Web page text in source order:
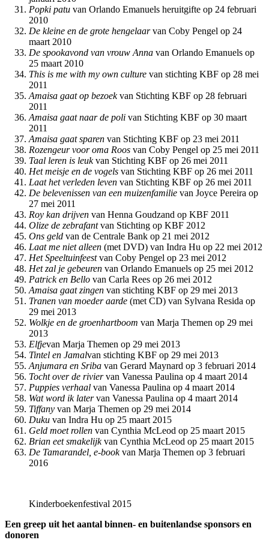
Popki patu van Orlando Emanuels heruitgifte op 24 februari
2010
De kleine en de grote hengelaarvan Coby Pengel op 24
maart 2010
De spookavond van vrouw Anna van Orlando Emanuels op
25 maart 2010
This is me with my own culture van stichting KBF op 28 mei
2011
Amaisa gaat op bezoekvan Stichting KBF op 28 februari
2011
Amaisa gaat naar de poli van Stichting KBF op 30 maart
2011
Amaisa gaat sparen van Stichting KBF op 23 mei 2011
Rozengeur voor oma Roos van Coby Pengel op 25 mei 2011
Taal leren is leukvan Stichting KBF op 26 mei 2011
Het meisje en de vogels van Stichting KBF op 26 mei 2011
Laat het verleden leven van Stichting KBF op 26 mei 2011
De belevenissen van een muizenfamilie van Joyce Pereira op
27 mei 2011
Roy kan drijven van Henna Goudzand op KBF 2011
Olize de zebrafantvan Stichting op KBF 2012
Ons geld van de Centrale Bank op 21 mei 2012
Laat me niet alleen (met DVD) van Indra Hu op 22 mei 2012
Het Speeltuinfeestvan Coby Pengel op 23 mei 2012
Het zal je gebeuren van Orlando Emanuels op 25 mei 2012
Patrick en Bello van Carla Rees op 26 mei 2012
Amaisa gaat zingen van stichting KBF op 29 mei 2013
Tranen van moeder aarde (met CD) van Sylvana Resida op
29 mei 2013
Wolkje en de groenhartboom van Marja Themen op 29 mei
2013
Elfjevan Marja Themen op 29 mei 2013
Tintel en Jamalvan stichting KBF op 29 mei 2013
Anjumara en Sriba van Gerard Maynard op 3 februari 2014
Tocht over de riviervan Vanessa Paulina op 4 maart 2014
Puppies verhaal van Vanessa Paulina op 4 maart 2014
Wat word ik latervan Vanessa Paulina op 4 maart 2014
Tiffany van Marja Themen op 29 mei 2014
Duku van Indra Hu op 25 maart 2015
Geld moet rollen van Cynthia McLeod op 25 maart 2015
Brian eet smakelijkvan Cynthia McLeod op 25 maart 2015
De Tamarandel, e-bookvan Marja Themen op 3 februari
2016
Kinderboekenfestival 2015
Een greep uit het aantal binnen- en buitenlandse sponsors en
donoren